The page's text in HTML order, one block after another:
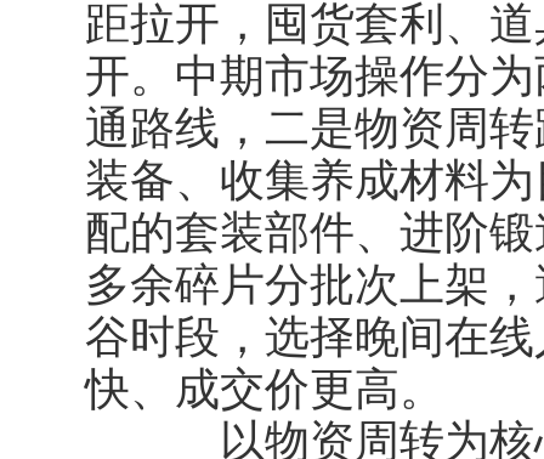
距拉开，囤货套利、
开。中期市场操作分
通路线，二是物资周
装备、收集养成材料
配的套装部件、进阶
多余碎片分批次上架
谷时段，选择晚间在
快、成交价更高。
以物资周转为核心